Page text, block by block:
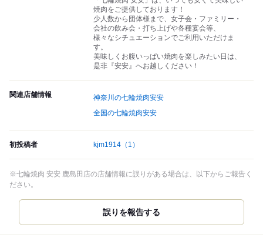
焼肉をご提供しております！
少人数から団体様まで、女子会・ファミリー・
会社の飲み会・打ち上げや各種宴会等、
様々なシチュエーションでご利用いただけま
す。
美味しくお腹いっぱい焼肉を楽しみたい日は、
是非『安安』へお越しください！
関連店舗情報
神奈川の七輪焼肉安安
全国の七輪焼肉安安
初投稿者 kjm1914 （1）
※七輪焼肉 安安 鹿島田店の店舗情報に誤りがある場合は、以下からご報告く
ださい。
誤りを報告する